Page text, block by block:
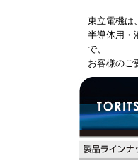
東立電機は
半導体用・
で、
お客様のご